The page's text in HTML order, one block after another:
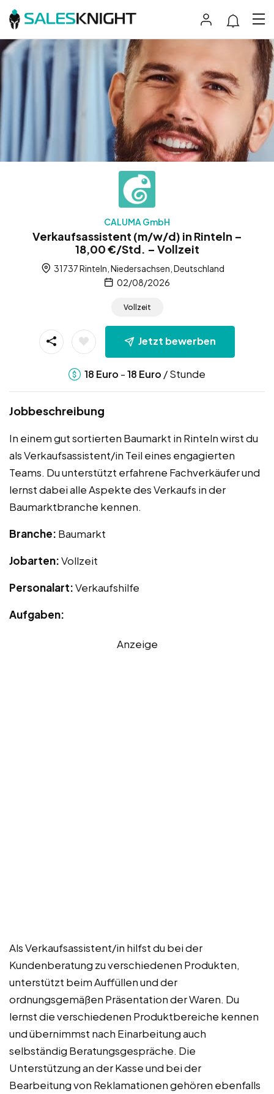
CALUMA GmbH
Verkaufsassistent (m/w/d) in Rinteln –
18,00 €/Std. – Vollzeit
31737 Rinteln, Niedersachsen, Deutschland
02/08/2026
Vollzeit
Jetzt bewerben
18 Euro -18 Euro / Stunde
Jobbeschreibung
In einem gut sortierten Baumarkt in Rinteln wirst du
als Verkaufsassistent/in Teil eines engagierten
Teams. Du unterstützt erfahrene Fachverkäufer und
lernst dabei alle Aspekte des Verkaufs in der
Baumarktbranche kennen.
Branche: Baumarkt
Jobarten:Vollzeit
Personalart:Verkaufshilfe
Aufgaben:
Anzeige
Als Verkaufsassistent/in hilfst du bei der
Kundenberatung zu verschiedenen Produkten,
unterstützt beim Auffüllen und der
ordnungsgemäßen Präsentation der Waren. Du
lernst die verschiedenen Produktbereiche kennen
und übernimmst nach Einarbeitung auch
selbständig Beratungsgespräche. Die
Unterstützung an der Kasse und bei der
Bearbeitung von Reklamationen gehören ebenfalls